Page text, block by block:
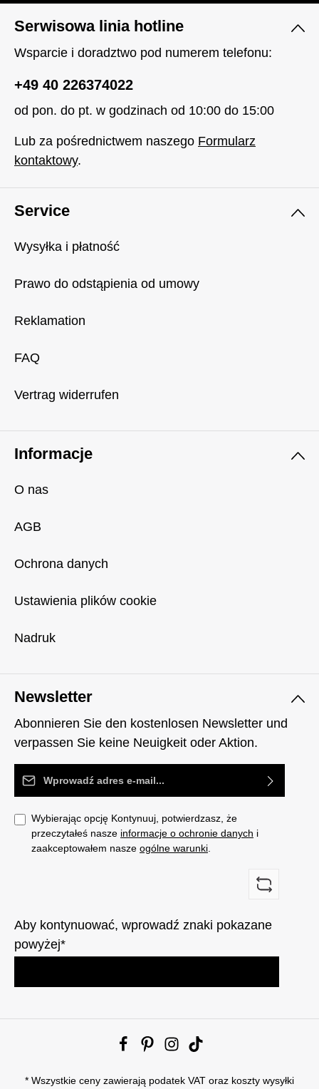
Newsletter
Abonnieren Sie den kostenlosen Newsletter und
verpassen Sie keine Neuigkeit oder Aktion.
Adres e-mail*
Wybierając opcję Kontynuuj, potwierdzasz, że
przeczytałeś nasze informacje o ochronie danych i
zaakceptowałem nasze ogólne warunki
Aby kontynuować, wprowadź znaki pokazane
powyżej*
Serwisowa linia hotline
Wsparcie i doradztwo pod numerem telefonu:
+49 40 226374022
od pon. do pt. w godzinach od 10:00 do 15:00
Lub za pośrednictwem naszego Formularz
kontaktowy.
Service
Wysyłka i płatność
Prawo do odstąpienia od umowy
Reklamation
FAQ
Vertrag widerrufen
Informacje
O nas
AGB
Ochrona danych
Ustawienia plików cookie
Nadruk
* Wszystkie ceny zawierają podatek VAT oraz koszty wysyłki